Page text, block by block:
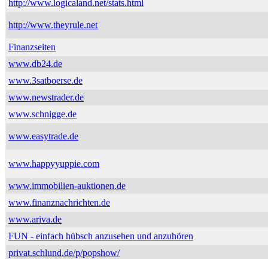
http://www.logicaland.net/stats.html
http://www.theyrule.net
Finanzseiten
www.db24.de
www.3satboerse.de
www.newstrader.de
www.schnigge.de
www.easytrade.de
www.happyyuppie.com
www.immobilien-auktionen.de
www.finanznachrichten.de
www.ariva.de
FUN - einfach hübsch anzusehen und anzuhören
privat.schlund.de/p/popshow/